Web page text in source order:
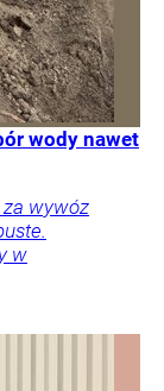
wody nawet
za wywóz
w